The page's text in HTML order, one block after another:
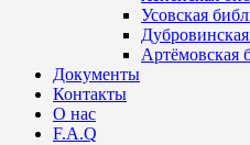
Усовская
Артёмовская
Документы
Контакты
О нас
F.A.Q